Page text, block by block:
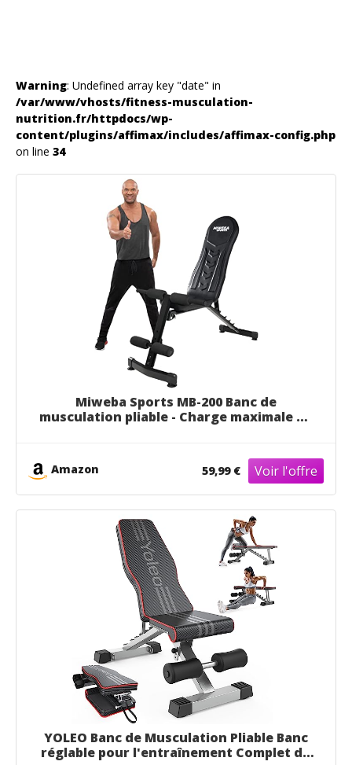
Warning: Undefined array key "date" in
/var/www/vhosts/fitness-musculation-
nutrition.fr/httpdocs/wp-
content/plugins/affimax/includes/affimax-config.php
on line 34
Miweba Sports MB-200 Banc de
musculation pliable - Charge maximale de
homme - Machine musculation - Fitness
Amazon 59,99 €
YOLEO Banc de Musculation Pliable Banc
réglable pour l'entraînement Complet du